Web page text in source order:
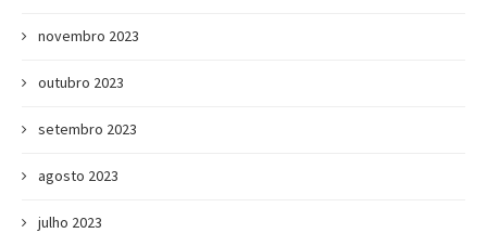
novembro 2023
outubro 2023
setembro 2023
agosto 2023
julho 2023